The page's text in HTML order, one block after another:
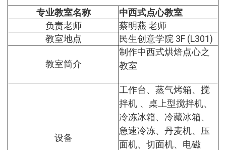
专业教室名称
中西式点心教室
负责老师
蔡明燕 老师
教室地点
民生创意学院 3F (L301)
教室简介
制作中西式烘焙点心之
教室
设备
工作台、蒸气烤箱、搅
拌机 、桌上型搅拌机、
冷冻冰箱、冷藏冰箱、
急速冷冻、丹麦机、压
面机、切面机、电磁